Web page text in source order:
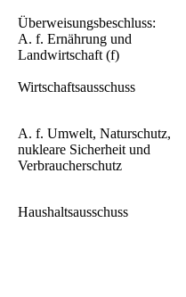
Überweisungsbeschluss:
A. f. Ernährung und
Landwirtschaft (f)
Wirtschaftsausschuss
A. f. Umwelt, Naturschutz,
nukleare Sicherheit und
Verbraucherschutz
Haushaltsausschuss